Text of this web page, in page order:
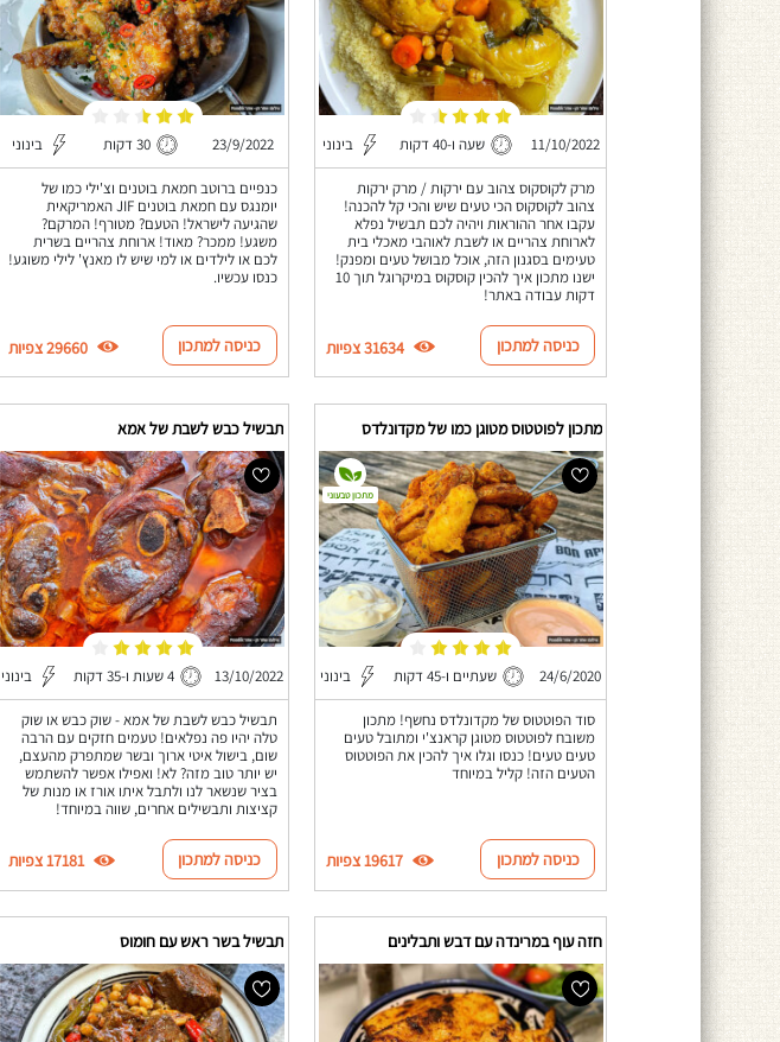
11/10/2022 שעה ו-40 דקות בינוני
מרק לקוסקוס צהוב עם ירקות / מרק ירקות
צהוב לקוסקוס הכי טעים שיש והכי קל להכנה!
עקבו אחר ההוראות ויהיה לכם תבשיל נפלא
לארוחת צהריים או לשבת לאוהבי מאכלי בית
טעימים בסגנון הזה, אוכל מבושל טעים ומפנק!
ישנו מתכון איך להכין קוסקוס במיקרוגל תוך 10
דקות עבודה באתר!
כניסה למתכון 31634 צפיות
23/9/2022 30 דקות בינוני
כנפיים ברוטב חמאת בוטנים וצ'ילי כמו של
יומנגס עם חמאת בוטנים JIF האמריקאית
שהגיעה לישראל! הטעם? מטורף! המרקם?
משגע! ממכר? מאוד! ארוחת צהריים בשרית
לכם או לילדים או למי שיש לו מאנץ' לילי משוגע!
כנסו עכשיו.
כניסה למתכון 29660 צפיות
מתכון לפוטטוס מטוגן כמו של מקדונלדס
24/6/2020 שעתיים ו-45 דקות בינוני
סוד הפוטטוס של מקדונלדס נחשף! מתכון
משובח לפוטטוס מטוגן קראנצ'י ומתובל טעים
טעים טעים! כנסו וגלו איך להכין את הפוטטוס
הטעים הזה! קליל במיוחד
מתכון טבעוני
כניסה למתכון 19617 צפיות
תבשיל כבש לשבת של אמא
13/10/2022 4 שעות ו-35 דקות בינוני
תבשיל כבש לשבת של אמא - שוק כבש או שוק
טלה יהיו פה נפלאים! טעמים חזקים עם הרבה
שום, בישול איטי ארוך ובשר שמתפרק מהעצם,
יש יותר טוב מזה? לא! ואפילו אפשר להשתמש
בציר שנשאר לנו ולתבל איתו אורז או מנות של
קציצות ותבשילים אחרים, שווה במיוחד!
כניסה למתכון 17181 צפיות
חזה עוף במרינדה עם דבש ותבלינים תבשיל בשר ראש עם חומוס